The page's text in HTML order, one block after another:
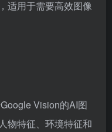
的完全免费政策
适用于需要高效图像